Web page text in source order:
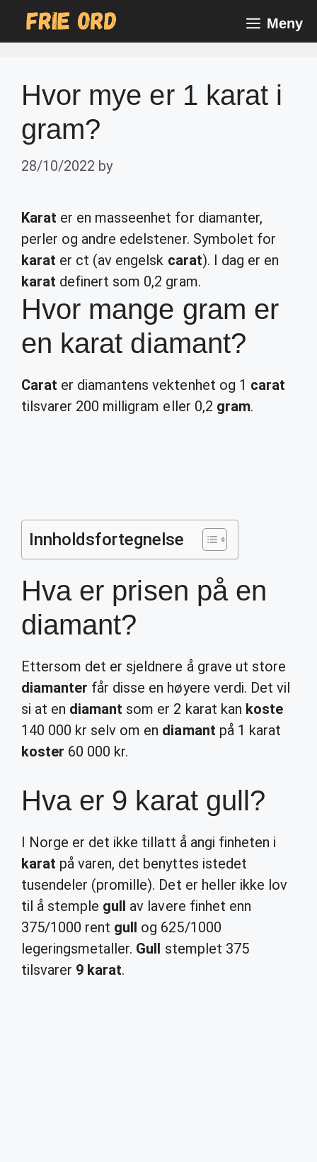
Meny
Hvor mye er 1 karat i
gram?
28/10/2022 by
Karat er en masseenhet for diamanter,
perler og andre edelstener. Symbolet for
karat er ct (av engelsk carat). I dag er en
karat definert som 0,2 gram.
Hvor mange gram er
en karat diamant?
Carat er diamantens vektenhet og 1 carat
tilsvarer 200 milligram eller 0,2 gram.
Innholdsfortegnelse
Hva er prisen på en
diamant?
Ettersom det er sjeldnere å grave ut store
diamanter får disse en høyere verdi. Det vil
si at en diamant som er 2 karat kan koste
140 000 kr selv om en diamant på 1 karat
koster 60 000 kr.
Hva er 9 karat gull?
I Norge er det ikke tillatt å angi finheten i
karat på varen, det benyttes istedet
tusendeler (promille). Det er heller ikke lov
til å stemple gull av lavere finhet enn
375/1000 rent gull og 625/1000
legeringsmetaller. Gull stemplet 375
tilsvarer 9 karat.